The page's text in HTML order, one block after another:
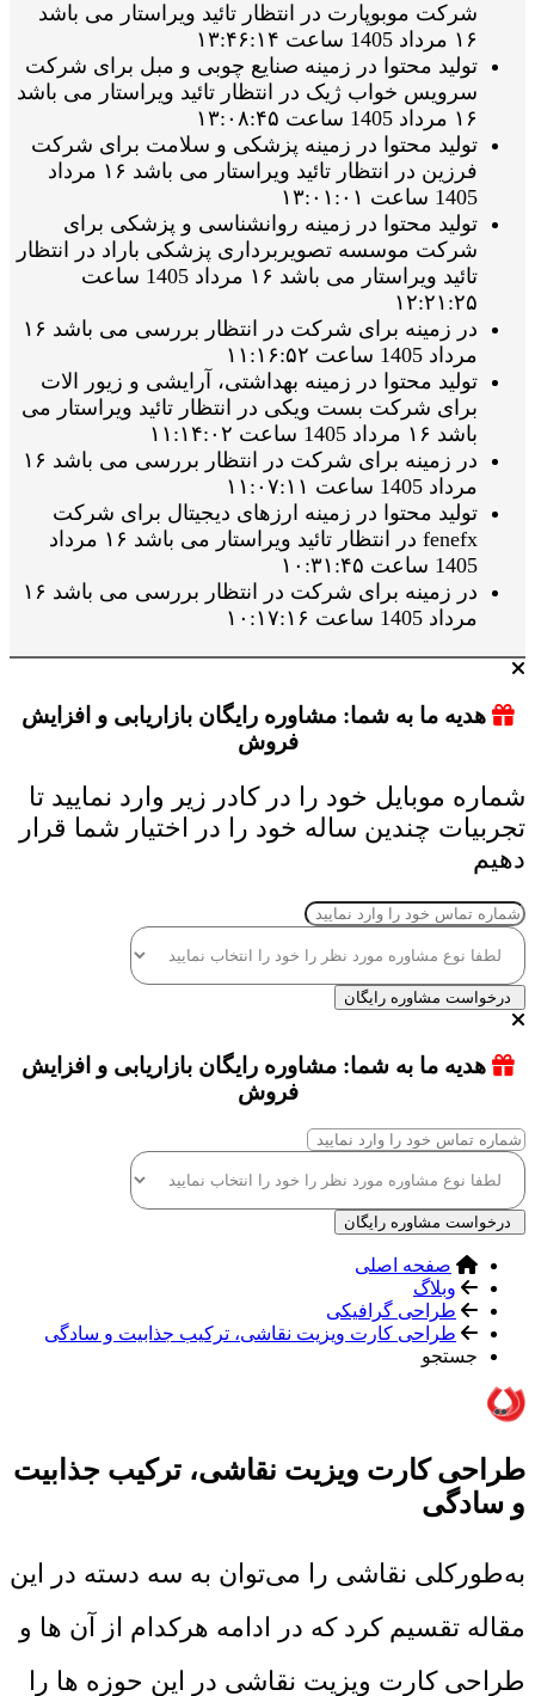
شرکت موبوپارت در انتظار تائید ویراستار می باشد
۱۶ مرداد 1405 ساعت ۱۳:۴۶:۱۴
تولید محتوا در زمینه صنایع چوبی و مبل برای شرکت
سرویس خواب ژیک در انتظار تائید ویراستار می باشد
۱۶ مرداد 1405 ساعت ۱۳:۰۸:۴۵
تولید محتوا در زمینه پزشکی و سلامت برای شرکت
فرزین در انتظار تائید ویراستار می باشد ۱۶ مرداد
1405 ساعت ۱۳:۰۱:۰۱
تولید محتوا در زمینه روانشناسی و پزشکی برای
شرکت موسسه تصویربرداری پزشکی باراد در انتظار
تائید ویراستار می باشد ۱۶ مرداد 1405 ساعت
۱۲:۲۱:۲۵
در زمینه برای شرکت در انتظار بررسی می باشد ۱۶
مرداد 1405 ساعت ۱۱:۱۶:۵۲
تولید محتوا در زمینه بهداشتی، آرایشی و زیور الات
برای شرکت بست ویکی در انتظار تائید ویراستار می
باشد ۱۶ مرداد 1405 ساعت ۱۱:۱۴:۰۲
در زمینه برای شرکت در انتظار بررسی می باشد ۱۶
مرداد 1405 ساعت ۱۱:۰۷:۱۱
تولید محتوا در زمینه ارزهای دیجیتال برای شرکت
fenefx در انتظار تائید ویراستار می باشد ۱۶ مرداد
1405 ساعت ۱۰:۳۱:۴۵
در زمینه برای شرکت در انتظار بررسی می باشد ۱۶
مرداد 1405 ساعت ۱۰:۱۷:۱۶
هدیه ما به شما: مشاوره رایگان بازاریابی و افزایش
فروش
شماره موبایل خود را در کادر زیر وارد نمایید تا
تجربیات چندین ساله خود را در اختیار شما قرار
دهیم
درخواست مشاوره رایگان
هدیه ما به شما: مشاوره رایگان بازاریابی و افزایش
فروش
درخواست مشاوره رایگان
صفحه اصلی
وبلاگ
طراحی گرافیکی
طراحی کارت ویزیت نقاشی، ترکیب جذابیت و سادگی
جستجو
طراحی کارت ویزیت نقاشی، ترکیب جذابیت
و سادگی
به‌طورکلی نقاشی را می‌توان به سه دسته در این
مقاله تقسیم کرد که در ادامه هرکدام از آن ها و
طراحی کارت ویزیت نقاشی در این حوزه ها را